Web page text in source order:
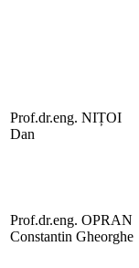
Prof.dr.eng. NIȚOI
Dan
Prof.dr.eng. OPRAN
Constantin Gheorghe